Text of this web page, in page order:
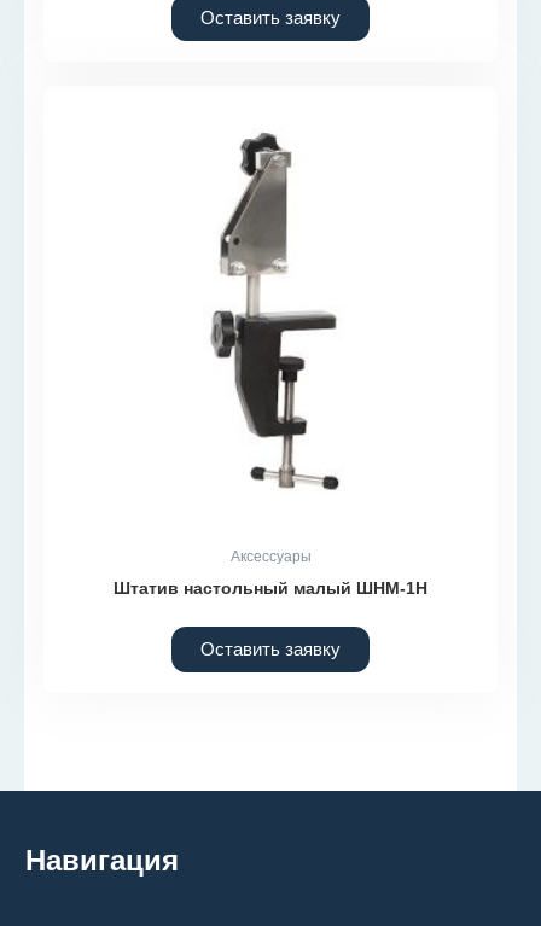
Оставить заявку
Аксессуары
Штатив настольный малый ШНМ-1Н
Оставить заявку
Навигация